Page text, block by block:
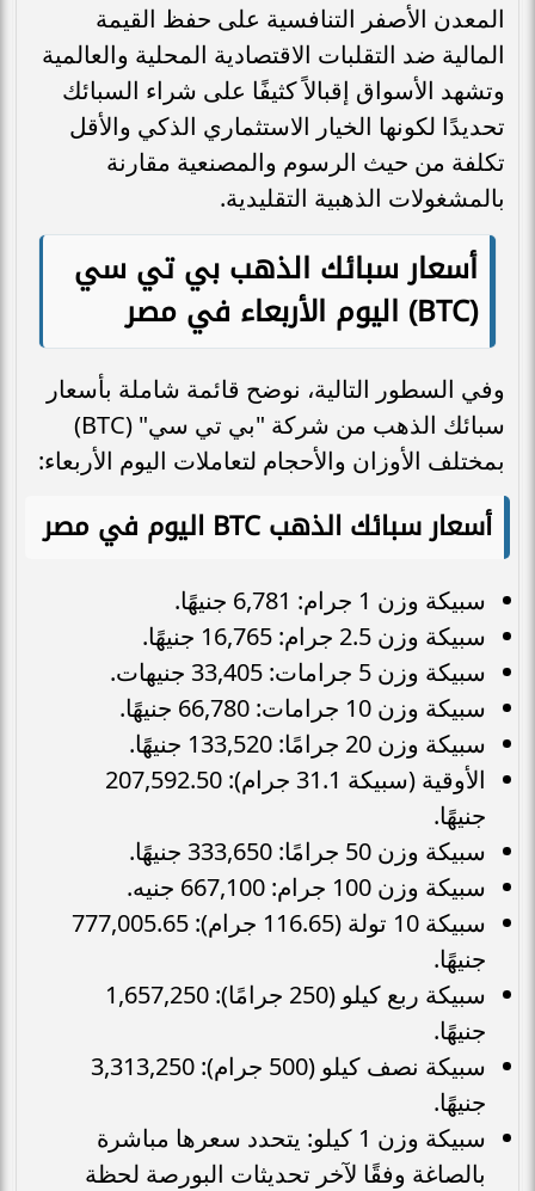
المعدن الأصفر التنافسية على حفظ القيمة
المالية ضد التقلبات الاقتصادية المحلية والعالمية
وتشهد الأسواق إقبالاً كثيفًا على شراء السبائك
تحديدًا لكونها الخيار الاستثماري الذكي والأقل
تكلفة من حيث الرسوم والمصنعية مقارنة
بالمشغولات الذهبية التقليدية.
أسعار سبائك الذهب بي تي سي
(BTC) اليوم الأربعاء في مصر
وفي السطور التالية، نوضح قائمة شاملة بأسعار
سبائك الذهب من شركة "بي تي سي" (BTC)
بمختلف الأوزان والأحجام لتعاملات اليوم الأربعاء:
أسعار سبائك الذهب BTC اليوم في مصر
سبيكة وزن 1 جرام: 6,781 جنيهًا.
سبيكة وزن 2.5 جرام: 16,765 جنيهًا.
سبيكة وزن 5 جرامات: 33,405 جنيهات.
سبيكة وزن 10 جرامات: 66,780 جنيهًا.
سبيكة وزن 20 جرامًا: 133,520 جنيهًا.
الأوقية (سبيكة 31.1 جرام): 207,592.50
جنيهًا.
سبيكة وزن 50 جرامًا: 333,650 جنيهًا.
سبيكة وزن 100 جرام: 667,100 جنيه.
سبيكة 10 تولة (116.65 جرام): 777,005.65
جنيهًا.
سبيكة ربع كيلو (250 جرامًا): 1,657,250
جنيهًا.
سبيكة نصف كيلو (500 جرام): 3,313,250
جنيهًا.
سبيكة وزن 1 كيلو: يتحدد سعرها مباشرة
بالصاغة وفقًا لآخر تحديثات البورصة لحظة